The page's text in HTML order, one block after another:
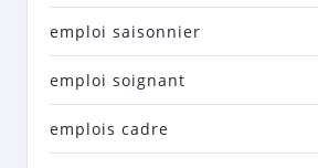
emploi saisonnier
emploi soignant
emplois cadre